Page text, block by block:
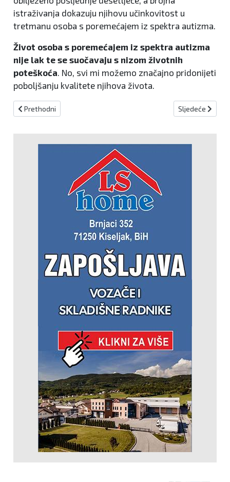
istraživanja dokazuju njihovu učinkovitost u
tretmanu osoba s poremećajem iz spektra autizma.
Život osoba s poremećajem iz spektra autizma
nije lak te se suočavaju s nizom životnih
poteškoća . No, svi mi možemo značajno pridonijeti
poboljšanju kvalitete njihova života.
Prethodni članak: COVID potvrde uskoro se neće morati
Prethodni Sljedeći
Sljedeće